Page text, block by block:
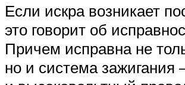
Если искра возникает
это говорит об
Причем исправна не
но и система зажигания